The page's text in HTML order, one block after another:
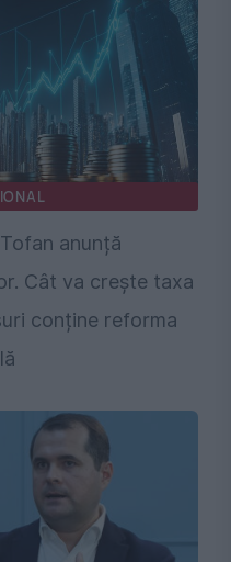
anunță
Cât va crește taxa
conține reforma